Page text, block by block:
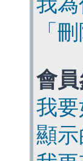
「
會
我
顯示